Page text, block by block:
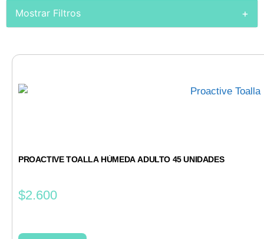
Mostrar Filtros +
PROACTIVE TOALLA HÚMEDA ADULTO 45 UNIDADES
$2.600